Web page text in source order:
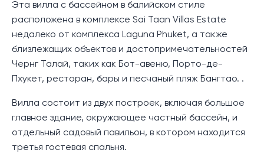
Эта вилла с бассейном в балийском стиле
расположена в комплексе Sai Taan Villas Estate
недалеко от комплекса Laguna Phuket, а также
близлежащих объектов и достопримечательностей
Чернг Талай, таких как Бот-авеню, Порто-де-
Пхукет, ресторан, бары и песчаный пляж Бангтао. .
Вилла состоит из двух построек, включая большое
главное здание, окружающее частный бассейн, и
отдельный садовый павильон, в котором находится
третья гостевая спальня.